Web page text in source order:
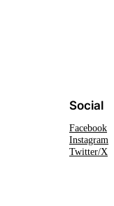
Social
Facebook
Instagram
Twitter/X